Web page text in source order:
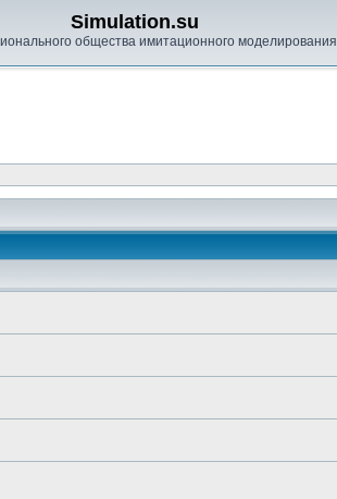
Simulation.su
общества имитационного моделирования